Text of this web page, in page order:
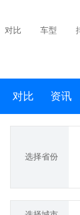
对比 车型
对比 资讯
选择省份